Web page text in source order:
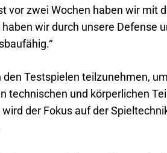
vor zwei Wochen haben wir mit
wir durch unsere Defense
den Testspielen teilzunehmen,
technischen und körperlichen
der Fokus auf der